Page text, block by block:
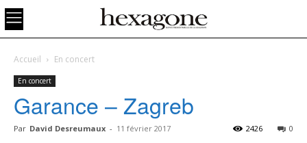
Accueil En concert
En concert
Garance – Zagreb
Par David Desreumaux - 11 février 2017 0
2426